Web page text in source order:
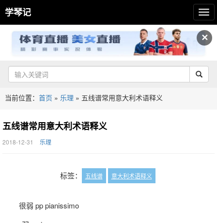
✕
学琴记
当前位置： 首页 » 乐理 » 五线谱常用意大利术语释义
五线谱常用意大利术语释义
2018-12-31 乐理
标签： 五线谱 意大利术语释义
很弱 pp pianissimo